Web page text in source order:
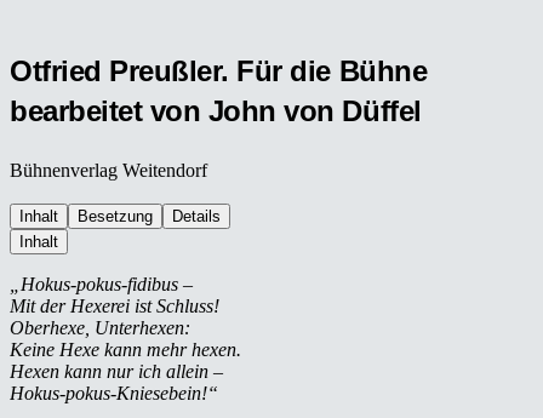
Otfried Preußler. Für die Bühne
bearbeitet von John von Düffel
Bühnenverlag Weitendorf
Inhalt Besetzung
Details
Inhalt
„Hokus-pokus-fidibus –
Mit der Hexerei ist Schluss!
Oberhexe, Unterhexen:
Keine Hexe kann mehr hexen.
Hexen kann nur ich allein –
Hokus-pokus-Kniesebein!“